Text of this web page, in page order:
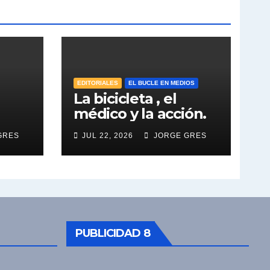
EDITORIALES EL BUCLE EN MEDIOS
La bicicleta , el
médico y la acción.
JUL 22, 2026 JORGE GRES
PUBLICIDAD 8